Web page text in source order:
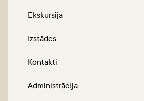
Ekskursija
Izstādes
Kontakti
Administrācija